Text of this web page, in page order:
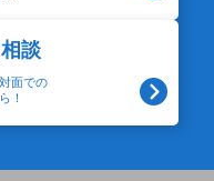
談
面での
！